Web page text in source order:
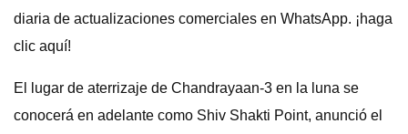
diaria de actualizaciones comerciales en WhatsApp. ¡haga
clic aquí!
El lugar de aterrizaje de Chandrayaan-3 en la luna se
conocerá en adelante como Shiv Shakti Point, anunció el